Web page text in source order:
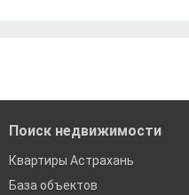
Поиск недвижимости
Квартиры Астрахань
База объектов